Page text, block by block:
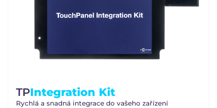
TPIntegration Kit
Rychlá a snadná integrace do vašeho zařízení